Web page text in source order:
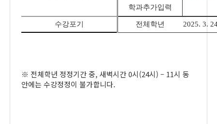
학과추가입력
수강포기 전체학년 2025. 3.
※ 전체학년 정정기간 중, 새벽시간0시(24시) – 11시 동
안에는 수강정정이 불가합니다.